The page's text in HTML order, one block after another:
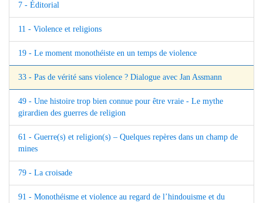
7 - Éditorial
11 - Violence et religions
19 - Le moment monothéiste en un temps de violence
33 - Pas de vérité sans violence ? Dialogue avec Jan Assmann
49 - Une histoire trop bien connue pour être vraie - Le mythe
girardien des guerres de religion
61 - Guerre(s) et religion(s) – Quelques repères dans un champ de
mines
79 - La croisade
91 - Monothéisme et violence au regard de l’hindouisme et du